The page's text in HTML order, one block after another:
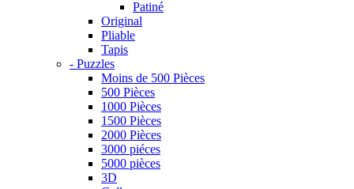
Patiné
Original
Pliable
Tapis
- Puzzles
Moins de 500 Pièces
500 Pièces
1000 Pièces
1500 Pièces
2000 Pièces
3000 piéces
5000 pièces
3D